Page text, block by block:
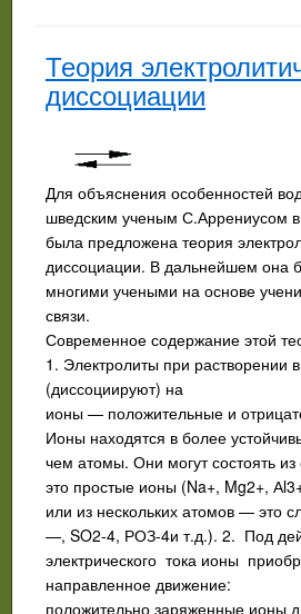
Теория
диссоциации
Для объяснения особенностей
шведским ученым С.Аррениусом в
была предложена теория
диссоциации. В дальнейшем она
многими учеными на основе
связи.
Современное содержание этой
1. Электролиты при растворении
(диссоциируют) на
ионы — положительные и
Ионы находятся в более
чем атомы. Они могут состоять
это простые ионы (Na+, Mg2+,
или из нескольких атомов — это
—, SO2-4, РОЗ-4и т.д.). 2. Под
электрического тока ионы
направленное движение:
положительно заряженные ионы